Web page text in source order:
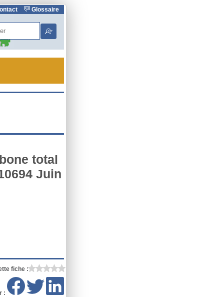
Glossaire
total
Juin
fiche :
: